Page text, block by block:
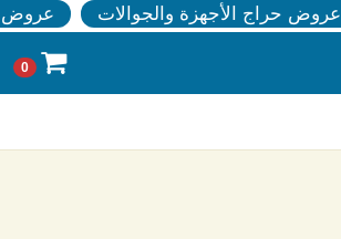
عروض حراج الأجهزة والجوالات عروض
0